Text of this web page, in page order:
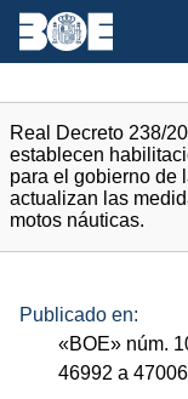
Real Decreto 238/
establecen
para el gobierno de
actualizan las
motos náuticas.
Publicado en:
«BOE» núm.
46992 a